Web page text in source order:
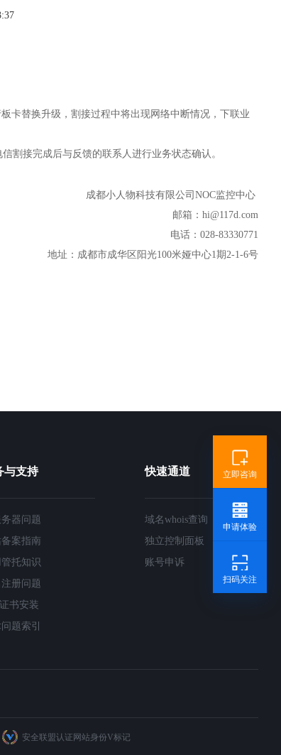
替换升级，割接过程中将出现网络中断情况，下联业
接完成后与反馈的联系人进行业务状态确认。
成都小人物科技有限公司NOC监控中心
邮箱：hi@117d.com
电话：028-83330771
地址：成都市成华区阳光100米娅中心1期2-1-6号
与支持
器问题
备案指南
托知识
册问题
书安装
题索引
快速通道
域名whois查询
独立控制面板
账号申诉
安全联盟认证网站身份V标记
立即咨询
申请体验
扫码关注